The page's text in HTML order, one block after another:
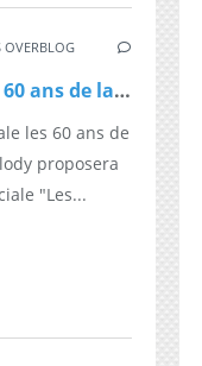
OVERBLOG
Semaine spéciale les 60 ans de la Tamla Motown : TV Melody proposera "Les enfants du rock - Sex machine" jamais revu depuis 1983, ce soir à 21h25
les 60 ans de
proposera
"Les...